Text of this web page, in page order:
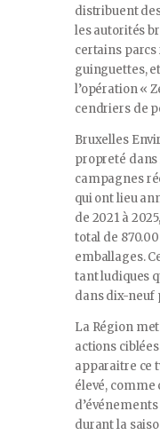
distribuent
les autorités
certains
guinguettes,
l’opération «
cendriers de
Bruxelles
propreté dans
campagnes
qui ont lieu
de 2021 à
total de
emballages.
tant ludiques
dans dix-neuf
La Région
actions
apparaitre ce
élevé, comme
durant la